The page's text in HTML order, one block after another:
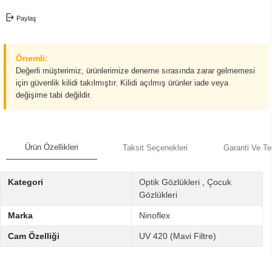
Paylaş
Önemli:
Değerli müşterimiz, ürünlerimize deneme sırasında zarar gelmemesi
için güvenlik kilidi takılmıştır. Kilidi açılmış ürünler iade veya
değişime tabi değildir.
Ürün Özellikleri Taksit Seçenekleri Garanti Ve
Kategori Optik Gözlükleri
Çocuk
Gözlükleri
Marka Ninoflex
Cam Özelliği UV 420 (Mavi Filtre)